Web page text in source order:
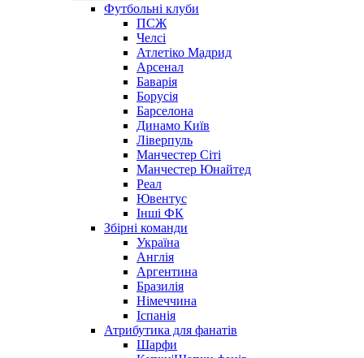
Футбольні клуби
ПСЖ
Челсі
Атлетіко Мадрид
Арсенал
Баварія
Борусія
Барселона
Динамо Київ
Ліверпуль
Манчестер Сіті
Манчестер Юнайтед
Реал
Ювентус
Інші ФК
Збірні команди
Україна
Англія
Аргентина
Бразилія
Німеччина
Іспанія
Атрибутика для фанатів
Шарфи